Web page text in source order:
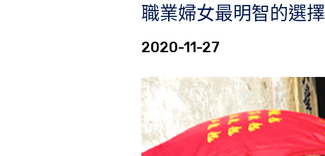
職業婦女最明智的選擇
2020-11-27